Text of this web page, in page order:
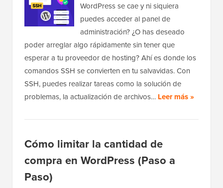
WordPress se cae y ni siquiera
puedes acceder al panel de
administración? ¿O has deseado
poder arreglar algo rápidamente sin tener que
esperar a tu proveedor de hosting? Ahí es donde los
comandos SSH se convierten en tu salvavidas. Con
SSH, puedes realizar tareas como la solución de
problemas, la actualización de archivos… Leer más »
Cómo limitar la cantidad de
compra en WordPress (Paso a
Paso)